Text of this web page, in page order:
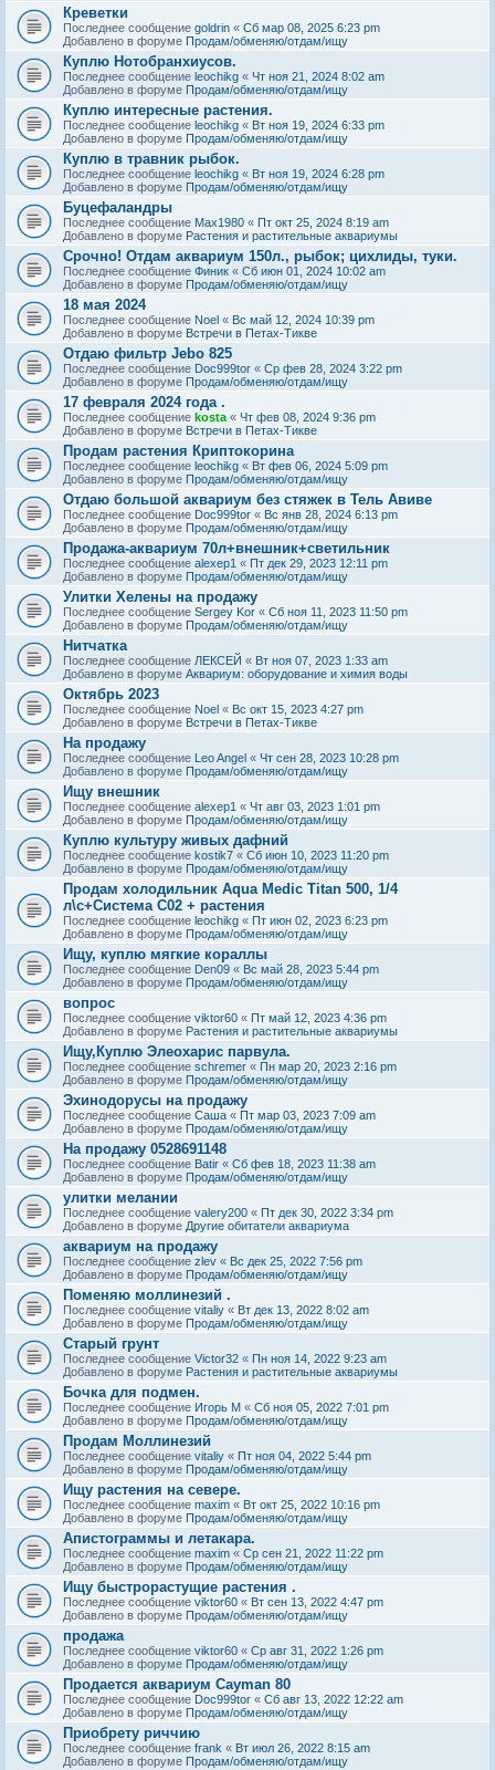
Креветки
Последнее сообщение goldrin « Сб мар 08, 2025 6:23 pm
Добавлено в форуме Продам/обменяю/отдам/ищу
Куплю Нотобранхиусов.
Последнее сообщение leochikg « Чт ноя 21, 2024 8:02 am
Добавлено в форуме Продам/обменяю/отдам/ищу
Куплю интересные растения.
Последнее сообщение leochikg « Вт ноя 19, 2024 6:33 pm
Добавлено в форуме Продам/обменяю/отдам/ищу
Куплю в травник рыбок.
Последнее сообщение leochikg « Вт ноя 19, 2024 6:28 pm
Добавлено в форуме Продам/обменяю/отдам/ищу
Буцефаландры
Последнее сообщение Max1980 « Пт окт 25, 2024 8:19 am
Добавлено в форуме Растения и растительные аквариумы
Срочно! Отдам аквариум 150л., рыбок; цихлиды, туки.
Последнее сообщение Финик « Сб июн 01, 2024 10:02 am
Добавлено в форуме Продам/обменяю/отдам/ищу
18 мая 2024
Последнее сообщение Noel « Вс май 12, 2024 10:39 pm
Добавлено в форуме Встречи в Петах-Тикве
Отдаю фильтр Jebo 825
Последнее сообщение Doc999tor « Ср фев 28, 2024 3:22 pm
Добавлено в форуме Продам/обменяю/отдам/ищу
17 февраля 2024 года .
Последнее сообщение kosta « Чт фев 08, 2024 9:36 pm
Добавлено в форуме Встречи в Петах-Тикве
Продам растения Криптокорина
Последнее сообщение leochikg « Вт фев 06, 2024 5:09 pm
Добавлено в форуме Продам/обменяю/отдам/ищу
Отдаю большой аквариум без стяжек в Тель Авиве
Последнее сообщение Doc999tor « Вс янв 28, 2024 6:13 pm
Добавлено в форуме Продам/обменяю/отдам/ищу
Продажа-аквариум 70л+внешник+светильник
Последнее сообщение alexep1 « Пт дек 29, 2023 12:11 pm
Добавлено в форуме Продам/обменяю/отдам/ищу
Улитки Хелены на продажу
Последнее сообщение Sergey Kor « Сб ноя 11, 2023 11:50 pm
Добавлено в форуме Продам/обменяю/отдам/ищу
Нитчатка
Последнее сообщение ЛЕКСЕЙ « Вт ноя 07, 2023 1:33 am
Добавлено в форуме Аквариум: оборудование и химия воды
Октябрь 2023
Последнее сообщение Noel « Вс окт 15, 2023 4:27 pm
Добавлено в форуме Встречи в Петах-Тикве
На продажу
Последнее сообщение Leo Angel « Чт сен 28, 2023 10:28 pm
Добавлено в форуме Продам/обменяю/отдам/ищу
Ищу внешник
Последнее сообщение alexep1 « Чт авг 03, 2023 1:01 pm
Добавлено в форуме Продам/обменяю/отдам/ищу
Куплю культуру живых дафний
Последнее сообщение kostik7 « Сб июн 10, 2023 11:20 pm
Добавлено в форуме Продам/обменяю/отдам/ищу
Продам холодильник Aqua Medic Titan 500, 1/4
л\с+Система С02 + растения
Последнее сообщение leochikg « Пт июн 02, 2023 6:23 pm
Добавлено в форуме Продам/обменяю/отдам/ищу
Ищу, куплю мягкие кораллы
Последнее сообщение Den09 « Вс май 28, 2023 5:44 pm
Добавлено в форуме Продам/обменяю/отдам/ищу
вопрос
Последнее сообщение viktor60 « Пт май 12, 2023 4:36 pm
Добавлено в форуме Растения и растительные аквариумы
Ищу,Куплю Элеохарис парвула.
Последнее сообщение schremer « Пн мар 20, 2023 2:16 pm
Добавлено в форуме Продам/обменяю/отдам/ищу
Эхинодорусы на продажу
Последнее сообщение Саша « Пт мар 03, 2023 7:09 am
Добавлено в форуме Продам/обменяю/отдам/ищу
На продажу 0528691148
Последнее сообщение Batir « Сб фев 18, 2023 11:38 am
Добавлено в форуме Продам/обменяю/отдам/ищу
улитки мелании
Последнее сообщение valery200 « Пт дек 30, 2022 3:34 pm
Добавлено в форуме Другие обитатели аквариума
аквариум на продажу
Последнее сообщение zlev « Вс дек 25, 2022 7:56 pm
Добавлено в форуме Продам/обменяю/отдам/ищу
Поменяю моллинезий .
Последнее сообщение vitaliy « Вт дек 13, 2022 8:02 am
Добавлено в форуме Продам/обменяю/отдам/ищу
Старый грунт
Последнее сообщение Victor32 « Пн ноя 14, 2022 9:23 am
Добавлено в форуме Растения и растительные аквариумы
Бочка для подмен.
Последнее сообщение Игорь М « Сб ноя 05, 2022 7:01 pm
Добавлено в форуме Продам/обменяю/отдам/ищу
Продам Моллинезий
Последнее сообщение vitaliy « Пт ноя 04, 2022 5:44 pm
Добавлено в форуме Продам/обменяю/отдам/ищу
Ищу растения на севере.
Последнее сообщение maxim « Вт окт 25, 2022 10:16 pm
Добавлено в форуме Продам/обменяю/отдам/ищу
Апистограммы и летакара.
Последнее сообщение maxim « Ср сен 21, 2022 11:22 pm
Добавлено в форуме Продам/обменяю/отдам/ищу
Ищу быстрорастущие растения .
Последнее сообщение viktor60 « Вт сен 13, 2022 4:47 pm
Добавлено в форуме Продам/обменяю/отдам/ищу
продажа
Последнее сообщение viktor60 « Ср авг 31, 2022 1:26 pm
Добавлено в форуме Продам/обменяю/отдам/ищу
Продается аквариум Cayman 80
Последнее сообщение Doc999tor « Сб авг 13, 2022 12:22 am
Добавлено в форуме Продам/обменяю/отдам/ищу
Приобрету риччию
Последнее сообщение frank « Вт июл 26, 2022 8:15 am
Добавлено в форуме Продам/обменяю/отдам/ищу